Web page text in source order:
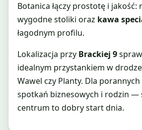
Botanica łączy prostotę i jakość:
wygodne stoliki oraz kawa
łagodnym profilu.
Lokalizacja przy Brackiej 9
idealnym przystankiem w
Wawel czy Planty. Dla
spotkań biznesowych i rodzin —
centrum to dobry start dnia.